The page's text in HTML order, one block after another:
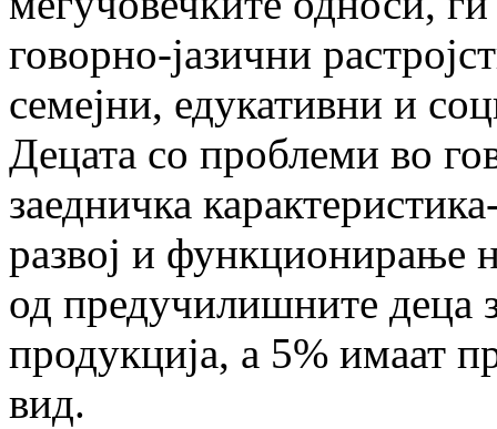
говорно-јазични
семејни, едукативни и
Децата со проблеми во
заедничка
развој и функционирање
од предучилишните деца
продукција, а 5% имаат
вид.